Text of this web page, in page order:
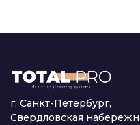
г. Санкт-Петербург,
Свердловская